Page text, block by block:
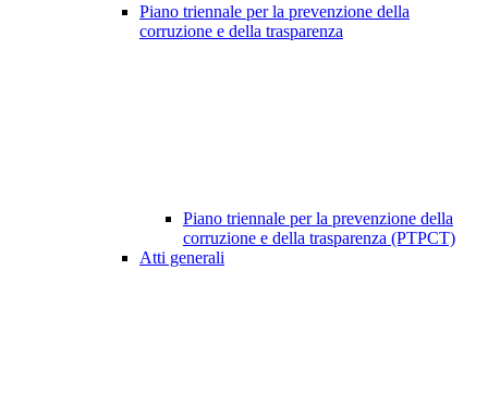
Piano triennale per la prevenzione della
corruzione e della trasparenza
Piano triennale per la prevenzione della
corruzione e della trasparenza (PTPCT)
Atti generali